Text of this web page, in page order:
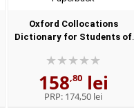
Oxford Collocations
Dictionary for Students of
students of English - Format,
Paperback
158,80lei
PRP: 174,50 lei